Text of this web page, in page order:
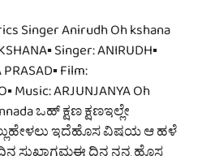
Singer Anirudh Oh kshana
Singer: ANIRUDH▪
Film:
Music: ARJUNJANYA Oh
ಒಹ್ ಕ್ಷಣ ಕ್ಷಣಇಲ್ಲೇ
ಇದೆಹೊಸ ವಿಷಯ ಆ ಹಳೆ